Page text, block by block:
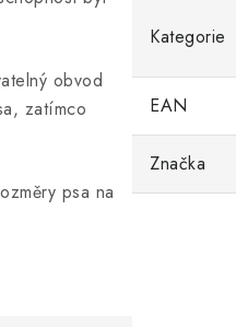
obvod
zatímco
psa na
Kategorie
EAN
Značka